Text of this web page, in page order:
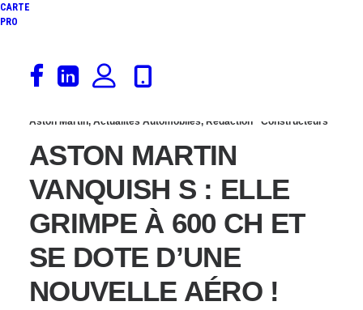
CARTE
PRO
Aston Martin, Actualités Automobiles, Rédaction Constructeurs
ASTON MARTIN
VANQUISH S : ELLE
GRIMPE À 600 CH ET
SE DOTE D’UNE
NOUVELLE AÉRO !